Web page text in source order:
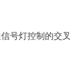
号灯控制的交